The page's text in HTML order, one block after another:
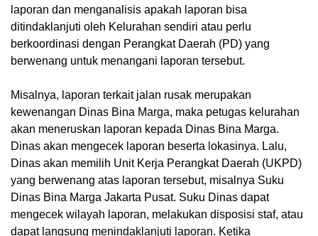
laporan dan menganalisis apakah laporan bisa
ditindaklanjuti oleh Kelurahan sendiri atau perlu
berkoordinasi dengan Perangkat Daerah (PD) yang
berwenang untuk menangani laporan tersebut.
Misalnya, laporan terkait jalan rusak merupakan
kewenangan Dinas Bina Marga, maka petugas kelurahan
akan meneruskan laporan kepada Dinas Bina Marga.
Dinas akan mengecek laporan beserta lokasinya. Lalu,
Dinas akan memilih Unit Kerja Perangkat Daerah (UKPD)
yang berwenang atas laporan tersebut, misalnya Suku
Dinas Bina Marga Jakarta Pusat. Suku Dinas dapat
mengecek wilayah laporan, melakukan disposisi staf, atau
dapat langsung menindaklanjuti laporan. Ketika